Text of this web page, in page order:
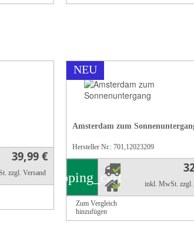
39,99 €
zzgl. Versand
NEU
Amsterdam zum
Hersteller Nr.: 701,12023209
inkl. MwSt.
shopping_cart
Zum Vergleich
hinzufügen